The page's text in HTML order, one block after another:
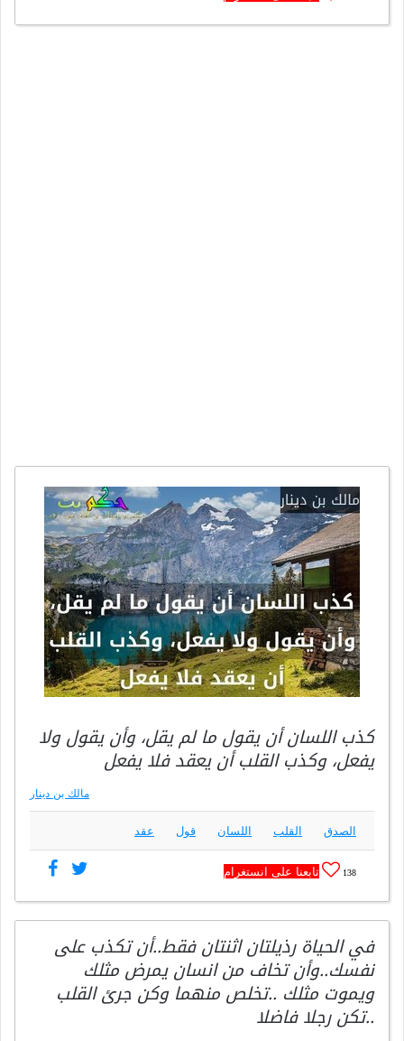
كذب اللسان أن يقول ما لم يقل، وأن يقول ولا
يفعل، وكذب القلب أن يعقد فلا يفعل
مالك بن دينار
الصدق القلب اللسان قول عقد
138 تابعنا على انستغرام
في الحياة رذيلتان اثنتان فقط..أن تكذب على
نفسك..وأن تخاف من انسان يمرض مثلك
ويموت مثلك ..تخلص منهما وكن جرئ القلب
..تكن رجلا فاضلا